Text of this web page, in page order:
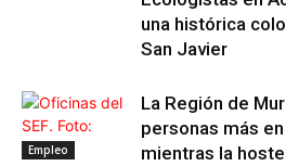
una histórica
San Javier
Empleo
La Región de
personas más
mientras la